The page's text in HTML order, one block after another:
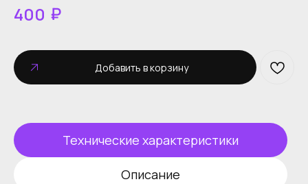
400 ₽
Добавить в корзину
Технические характеристики
Описание